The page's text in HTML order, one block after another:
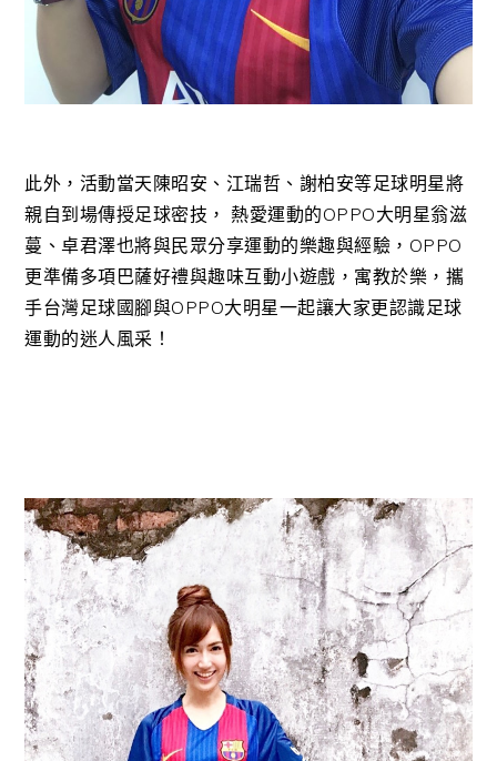
此外，活動當天陳昭安、江瑞哲、謝柏安等足球明星將
親自到場傳授足球密技， 熱愛運動的OPPO大明星翁滋
蔓、卓君澤也將與民眾分享運動的樂趣與經驗，OPPO
更準備多項巴薩好禮與趣味互動小遊戲，寓教於樂，攜
手台灣足球國腳與OPPO大明星一起讓大家更認識足球
運動的迷人風采！